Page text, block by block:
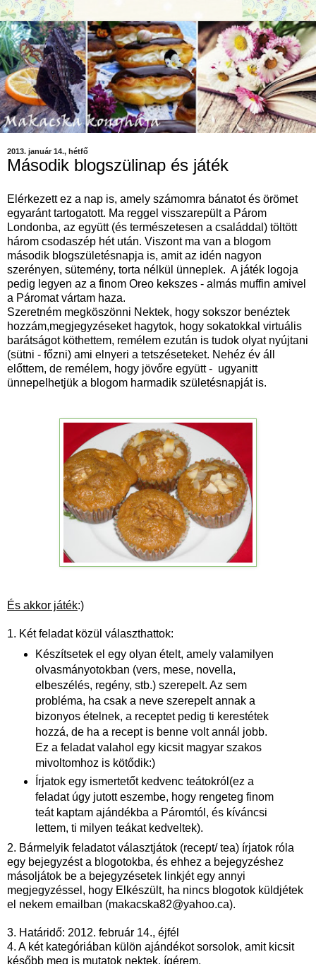
2013. január 14., hétfő
Második blogszülinap és játék
Elérkezett ez a nap is, amely számomra bánatot és örömet
egyaránt tartogatott. Ma reggel visszarepült a Párom
Londonba, az együtt (és természetesen a családdal) töltött
három csodaszép hét után. Viszont ma van a blogom
második blogszületésnapja is, amit az idén nagyon
szerényen, sütemény, torta nélkül ünneplek. A játék logoja
pedig legyen az a finom Oreo kekszes - almás muffin amivel
a Páromat vártam haza.
Szeretném megköszönni Nektek, hogy sokszor benéztek
hozzám,megjegyzéseket hagytok, hogy sokatokkal virtuális
barátságot köthettem, remélem ezután is tudok olyat nyújtani
(sütni - főzni) ami elnyeri a tetszéseteket. Nehéz év áll
előttem, de remélem, hogy jövőre együtt - ugyanitt
ünnepelhetjük a blogom harmadik születésnapját is.
És akkor játék:)
1. Két feladat közül választhattok:
Készítsetek el egy olyan ételt, amely valamilyen
olvasmányotokban (vers, mese, novella,
elbeszélés, regény, stb.) szerepelt. Az sem
probléma, ha csak a neve szerepelt annak a
bizonyos ételnek, a receptet pedig ti kerestétek
hozzá, de ha a recept is benne volt annál jobb.
Ez a feladat valahol egy kicsit magyar szakos
mivoltomhoz is kötődik:)
Írjatok egy ismertetőt kedvenc teátokról(ez a
feladat úgy jutott eszembe, hogy rengeteg finom
teát kaptam ajándékba a Páromtól, és kíváncsi
lettem, ti milyen teákat kedveltek).
2. Bármelyik feladatot választjátok (recept/ tea) írjatok róla
egy bejegyzést a blogotokba, és ehhez a bejegyzéshez
másoljátok be a bejegyzésetek linkjét egy annyi
megjegyzéssel, hogy Elkészült, ha nincs blogotok küldjétek
el nekem emailban (makacska82@yahoo.ca).
3. Határidő: 2012. február 14., éjfél
4. A két kategóriában külön ajándékot sorsolok, amit kicsit
később meg is mutatok nektek, ígérem.